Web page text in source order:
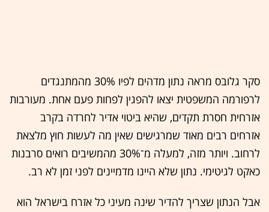
סקר גלובס מראה נתון מדהים לפיו 30% מהמתנגדים
לרפורמה המשפטית יצאו להפגין לפחות פעם אחת. מעורבות
אזרחית חסרת תקדים, שהיא ביטוי אדיר לחרדה בקרב
אזרחים רבים מאוד שמרגישים שאין מה לעשות חוץ מלצאת
לרחוב. ויותר מזה, למעלה מ־30% מהמשיבים רואים סרבנות
כאקט לגיטימי. נתון שלא היינו מדמיינים לפני זמן לא רב.
אבל הנתון שצריך להדיר שינה מעיני כל אזרח בישראל הוא